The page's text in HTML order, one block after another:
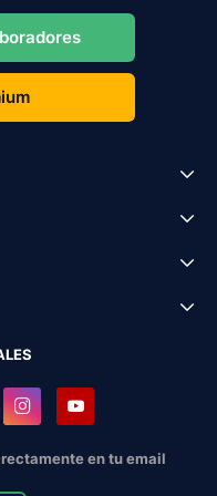
en tu email